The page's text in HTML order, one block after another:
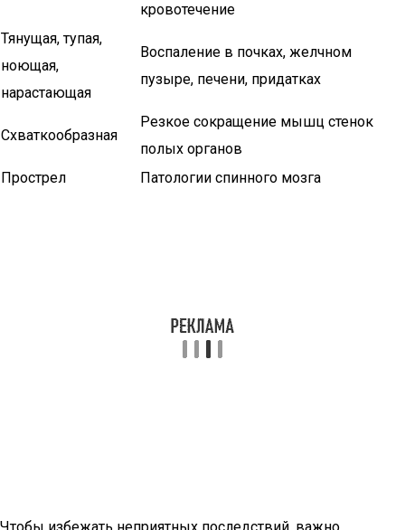
кровотечение
Тянущая, тупая,
ноющая,
нарастающая
Воспаление в почках, желчном
пузыре, печени, придатках
Схваткообразная
Резкое сокращение мышц стенок
полых органов
Прострел
Патологии спинного мозга